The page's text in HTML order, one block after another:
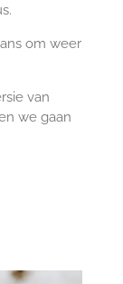
om weer
van
we gaan